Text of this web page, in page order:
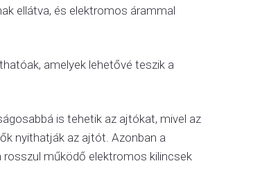
ellátva, és elektromos árammal
amelyek lehetővé teszik a
is tehetik az ajtókat, mivel az
nyithatják az ajtót. Azonban a
működő elektromos kilincsek